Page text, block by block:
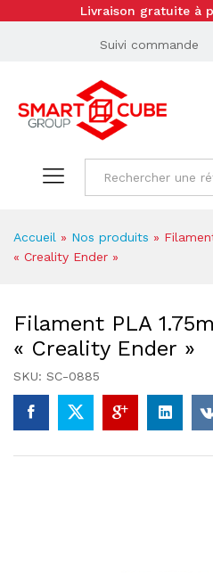
Livraison gratuite à
Suivi commande
Accueil » Nos produits »
« Creality Ender »
Filament PLA
« Creality Ender »
SKU: SC-0885